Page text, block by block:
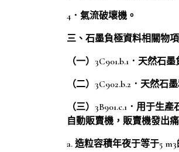
4．氣流破壞機。
三、石墨負極資料相關物項
（一）3C901.b.1．天然石
（二）3C902.b.2．天然石
（三）3B901.c.1．用于
自動販賣機，販賣機發出
a. 造粒容積年夜于等于5